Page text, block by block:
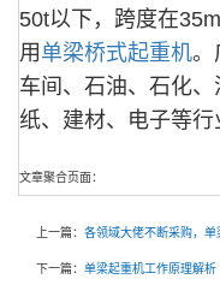
50t以下，跨度在
用 单梁桥式起重机。
车间、石油、石化
纸、建材、电子等行
文章聚合页面：
上一篇： 各领域大佬不断采购，
下一篇： 单梁起重机工作原理解析